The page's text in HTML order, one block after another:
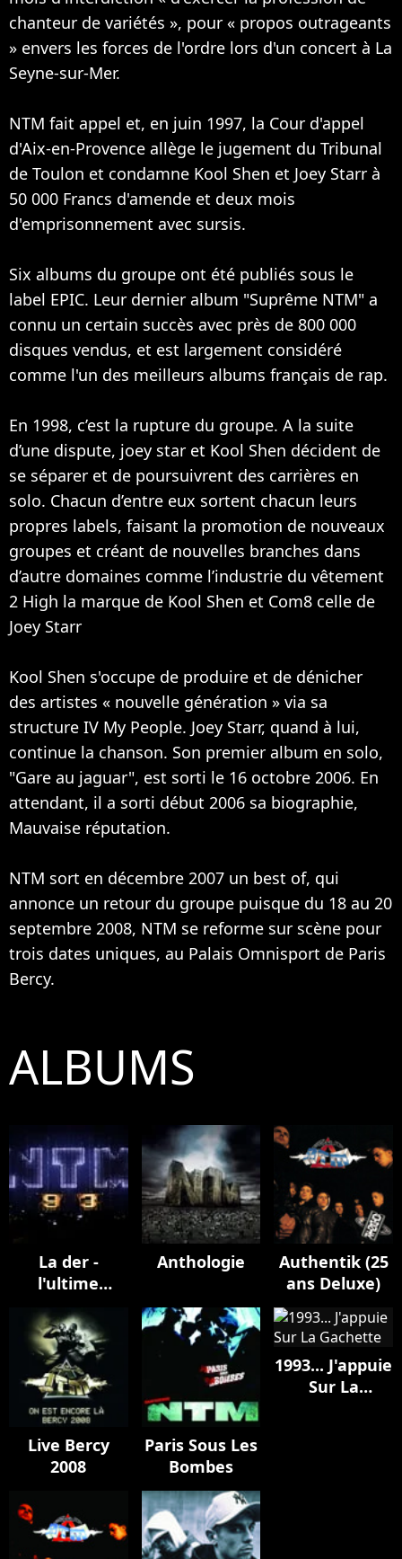
chanteur de variétés », pour « propos outrageants
» envers les forces de l'ordre lors d'un concert à La
Seyne-sur-Mer.
NTM fait appel et, en juin 1997, la Cour d'appel
d'Aix-en-Provence allège le jugement du Tribunal
de Toulon et condamne Kool Shen et Joey Starr à
50 000 Francs d'amende et deux mois
d'emprisonnement avec sursis.
Six albums du groupe ont été publiés sous le
label EPIC. Leur dernier album "Suprême NTM" a
connu un certain succès avec près de 800 000
disques vendus, et est largement considéré
comme l'un des meilleurs albums français de rap.
En 1998, c’est la rupture du groupe. A la suite
d’une dispute, joey star et Kool Shen décident de
se séparer et de poursuivrent des carrières en
solo. Chacun d’entre eux sortent chacun leurs
propres labels, faisant la promotion de nouveaux
groupes et créant de nouvelles branches dans
d’autre domaines comme l’industrie du vêtement
2 High la marque de Kool Shen et Com8 celle de
Joey Starr
Kool Shen s'occupe de produire et de dénicher
des artistes « nouvelle génération » via sa
structure IV My People. Joey Starr, quand à lui,
continue la chanson. Son premier album en solo,
"Gare au jaguar", est sorti le 16 octobre 2006. En
attendant, il a sorti début 2006 sa biographie,
Mauvaise réputation.
NTM sort en décembre 2007 un best of, qui
annonce un retour du groupe puisque du 18 au 20
septembre 2008, NTM se reforme sur scène pour
trois dates uniques, au Palais Omnisport de Paris
Bercy.
ALBUMS
La der -
l'ultime
l'Accorhotels
Arena (Live)
Anthologie
Authentik (25
ans Deluxe)
Live Bercy
2008
Paris Sous Les
Bombes
1993... J'appuie
Sur La